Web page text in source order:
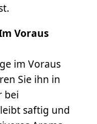
Voraus
im Voraus
Sie ihn in
bei
saftig und